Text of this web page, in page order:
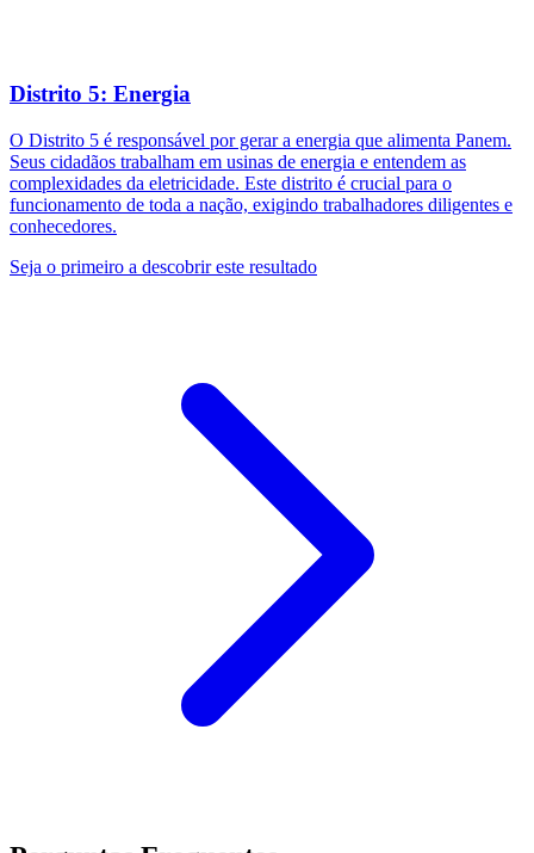
Distrito 5: Energia
O Distrito 5 é responsável por gerar a energia que alimenta Panem.
Seus cidadãos trabalham em usinas de energia e entendem as
complexidades da eletricidade. Este distrito é crucial para o
funcionamento de toda a nação, exigindo trabalhadores diligentes e
conhecedores.
Seja o primeiro a descobrir este resultado